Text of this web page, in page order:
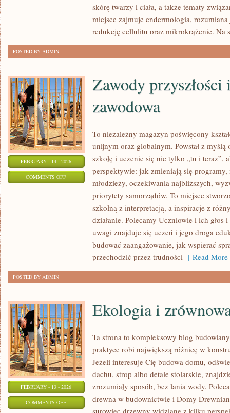
skórę twarzy i ciała, a także tematy
miejsce zajmuje endermologia,
redukcję cellulitu oraz mikrokrążenie. Na
POSTED BY ADMIN
FEBRUARY - 14 - 2026
COMMENTS OFFON
PRZYSZŁOŚCI
Zawody przyszłości
zawodowa
To niezależny magazyn poświęcony
unijnym oraz globalnym. Powstał z
szkołę i uczenie się nie tylko „tu i teraz”,
perspektywie: jak zmieniają się
młodzieży, oczekiwania najbliższych,
priorytety samorządów. To miejsce
szkolną z interpretacją, a inspiracje z
działanie. Polecamy Uczniowie i ich głos
uwagi znajduje się uczeń i jego droga
budować zaangażowanie, jak wspierać
przechodzić przez trudności [ Read
POSTED BY ADMIN
FEBRUARY - 13 - 2026
COMMENTS OFFON
Ekologia i
Ta strona to kompleksowy blog
praktyce robi największą różnicę w
Jeżeli interesuje Cię budowa domu,
dachu, strop albo detale stolarskie,
zrozumiały sposób, bez lania wody.
drewna w budownictwie i Domy
surowiec drzewny widziane z kilku